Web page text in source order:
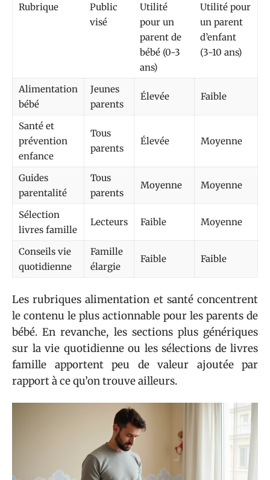
Rubrique
Public
visé
Utilité
pour un
parent de
bébé (0-3
ans)
Utilité pour
un parent
d’enfant
(3-10 ans)
Alimentation
bébé
Jeunes
parents
Élevée Faible
Santé et
prévention
enfance
Tous
parents
Élevée Moyenne
Guides
parentalité
Tous
parents
Moyenne Moyenne
Sélection
livres famille
Lecteurs Faible Moyenne
Conseils vie
quotidienne
Famille
élargie
Faible Faible
Les rubriques alimentation et santé concentrent
le contenu le plus actionnable pour les parents de
bébé. En revanche, les sections plus génériques
sur la vie quotidienne ou les sélections de livres
famille apportent peu de valeur ajoutée par
rapport à ce qu’on trouve ailleurs.